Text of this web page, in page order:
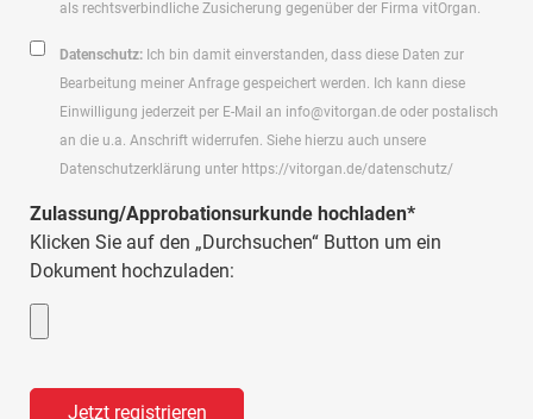
als rechtsverbindliche Zusicherung gegenüber der Firma vitOrgan.
Datenschutz: Ich bin damit einverstanden, dass diese Daten zur
Bearbeitung meiner Anfrage gespeichert werden. Ich kann diese
Einwilligung jederzeit per E-Mail an info@vitorgan.de oder postalisch
an die u.a. Anschrift widerrufen. Siehe hierzu auch unsere
Datenschutzerklärung unter https://vitorgan.de/datenschutz/
Zulassung/Approbationsurkunde hochladen*
Klicken Sie auf den „Durchsuchen“ Button um ein
Dokument hochzuladen: